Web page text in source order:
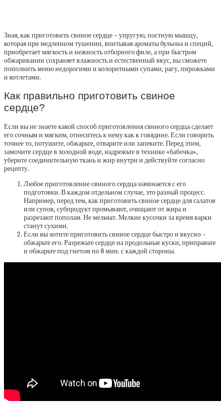
Зная, как приготовить свиное сердце – упругую, постную мышцу,
которая при медленном тушении, впитывая ароматы бульона и специй,
приобретает мягкость и нежность отборного филе, а при быстром
обжаривании сохраняет влажность и естественный вкус, вы сможете
пополнить меню недорогими и колоритными супами, рагу, пирожками
и котлетами.
Как правильно приготовить свиное
сердце?
Если вы не знаете какой способ приготовления свиного сердца сделает
его сочным и мягким, отнеситесь к нему как к говядине. Если говорить
точнее то, потушите, обжарьте, отварите или запеките. Перед этим,
замочите сердце в холодной воде, надрежьте в технике «бабочка»,
уберите соединительную ткань и жир внутри и действуйте согласно
рецепту.
Любое приготовление свиного сердца начинается с его
подготовки. В каждом отдельном случае, это разный процесс.
Например, перед тем, как приготовить свиное сердце для салатов
или супов, субпродукт промывают, очищают от жира и
разрезают пополам. Не мельчат. Мелкие кусочки за время варки
станут сухими.
Если вы хотите приготовить свиное сердце быстро и вкусно –
обжарьте его. Разрежьте сердце на продольные куски, приправьте
и обжарьте под гнетом по 8 мин. с каждой стороны.